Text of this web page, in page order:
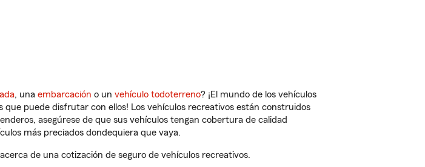
, una embarcación o un vehículo todoterreno? ¡El mundo de los vehículos
puede disfrutar con ellos! Los vehículos recreativos están construidos
asegúrese de que sus vehículos tengan cobertura de calidad
más preciados dondequiera que vaya.
de una cotización de seguro de vehículos recreativos.